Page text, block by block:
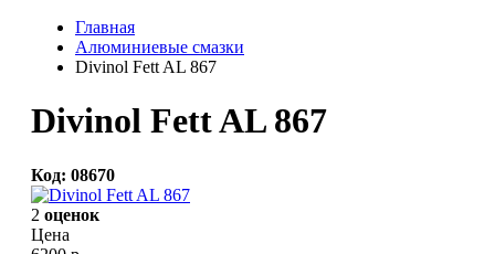
Главная
Алюминиевые смазки
Divinol Fett AL 867
Divinol Fett AL 867
Код: 08670
2 оценок
Цена